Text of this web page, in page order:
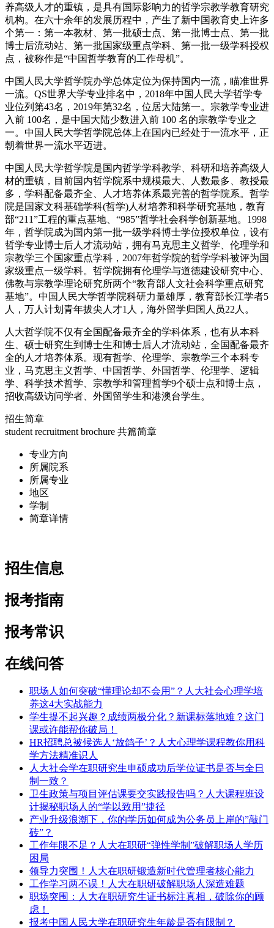
养高级人才的重镇，是具有国际影响力的哲学宗教学教育研究
机构。在六十余年的发展历程中，产生了新中国教育史上许多
个第一：第一本教材、第一批硕士点、第一批博士点、第一批
博士后流动站、第一批国家级重点学科、第一批一级学科授权
点，被称作是“中国哲学教育的工作母机”。
中国人民大学哲学院办学总体定位为保持国内一流，瞄准世界
一流。QS世界大学专业排名中，2018年中国人民大学哲学专
业位列第43名，2019年第32名，位居大陆第一。宗教学专业进
入前 100名，是中国大陆少数进入前 100 名的宗教学专业之
一。中国人民大学哲学院总体上在国内已经处于一流水平，正
朝着世界一流水平迈进。
中国人民大学哲学院是国内哲学学科教学、科研和培养高级人
材的重镇，目前国内哲学院系中规模最大、人数最多、教授最
多，学科配备最齐全、人才培养体系最完善的哲学院系。哲学
院是国家文科基础学科(哲学)人材培养和科学研究基地，教育
部“211”工程的重点基地、“985”哲学社会科学创新基地。1998
年，哲学院成为国内第一批一级学科博士学位授权单位，设有
哲学专业博士后人才流动站，拥有马克思主义哲学、伦理学和
宗教学三个国家重点学科，2007年哲学院的哲学学科被评为国
家级重点一级学科。哲学院拥有伦理学与道德建设研究中心、
佛教与宗教学理论研究所两个“教育部人文社会科学重点研究
基地”。中国人民大学哲学院科研力量雄厚，教育部长江学者5
人，万人计划青年拔尖人才1人，海外留学归国人员22人。
人大哲学院不仅有全国配备最齐全的学科体系，也有从本科
生、硕士研究生到博士生和博士后人才流动站，全国配备最齐
全的人才培养体系。现有哲学、伦理学、宗教学三个本科专
业，马克思主义哲学、中国哲学、外国哲学、伦理学、逻辑
学、科学技术哲学、宗教学和管理哲学9个硕士点和博士点，
招收高级访问学者、外国留学生和港澳台学生。
招生简章
student recruitment brochure 共篇简章
专业方向
所属院系
所属专业
地区
学制
简章详情
招生信息
报考指南
报考常识
在线问答
职场人如何突破“懂理论却不会用”？人大社会心理学培
养这4大实战能力
学生提不起兴趣？成绩两极分化？新课标落地难？这门
课或许能帮你破局！
HR招聘总被候选人‘放鸽子’？人大心理学课程教你用科
学方法精准识人
人大社会学在职研究生申硕成功后学位证书是否与全日
制一致？
卫生政策与项目评估课要交实践报告吗？人大课程班设
计揭秘职场人的“学以致用”捷径
产业升级浪潮下，你的学历如何成为公务员上岸的”敲门
砖”？
工作年限不足？人大在职研“弹性学制”破解职场人学历
困局
​领导力突围！人大在职研锻造新时代管理者核心能力
工作学习两不误！人大在职研破解职场人深造难题
职场突围：人大在职研究生证书标注真相，破除你的顾
虑！
报考中国人民大学在职研究生年龄是否有限制？